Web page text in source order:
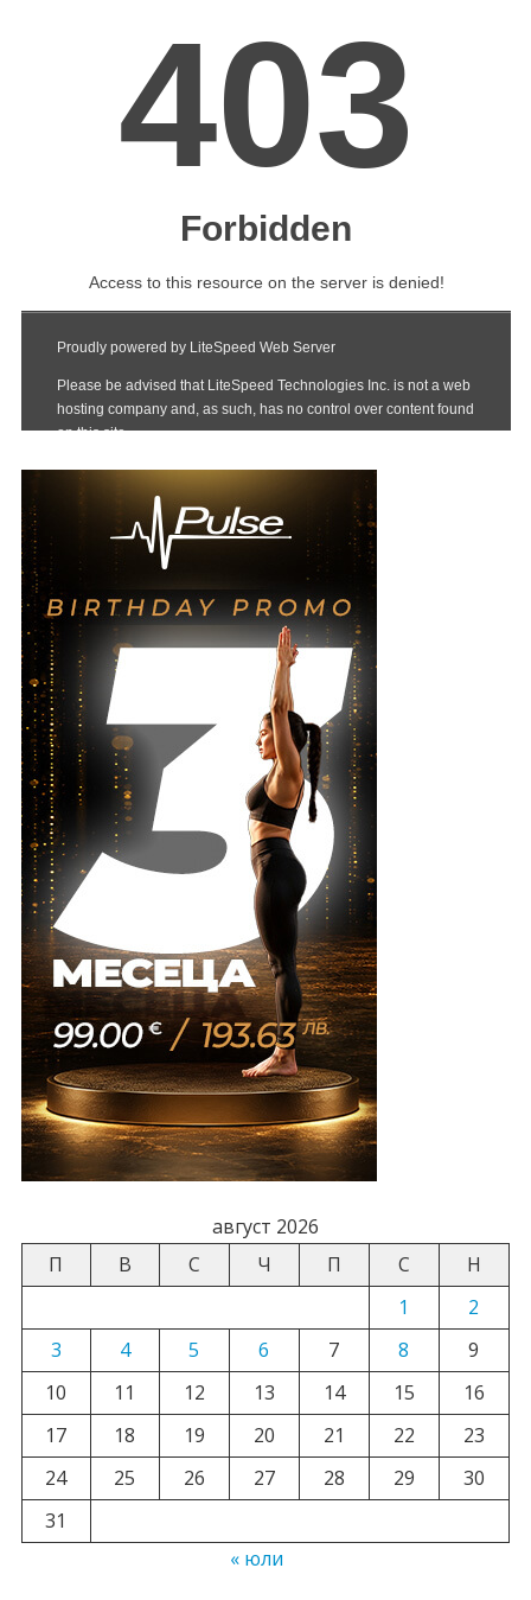
август 2026
П
В С Ч П С
Н
1
2
3
4 5 6 7 8
9
10
11 12 13 14 15
16
17
18 19 20 21 22
23
24
25 26 27 28 29
30
31
« юли